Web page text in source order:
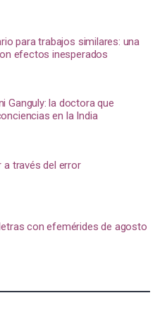
para trabajos similares: una
efectos inesperados
Ganguly: la doctora que
en la India
a través del error
con efemérides de agosto